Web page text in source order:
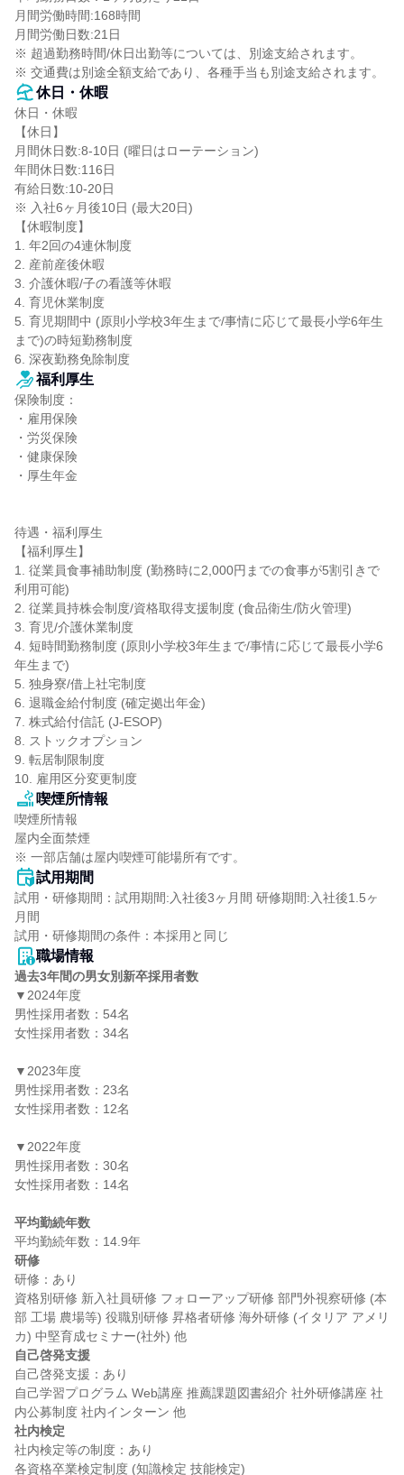
月間労働時間:168時間
月間労働日数:21日
※ 超過勤務時間/休日出勤等については、別途支給されます。
※ 交通費は別途全額支給であり、各種手当も別途支給されます。
休日・休暇
休日・休暇
【休日】
月間休日数:8-10日 (曜日はローテーション)
年間休日数:116日
有給日数:10-20日
※ 入社6ヶ月後10日 (最大20日)
【休暇制度】
1. 年2回の4連休制度
2. 産前産後休暇
3. 介護休暇/子の看護等休暇
4. 育児休業制度
5. 育児期間中 (原則小学校3年生まで/事情に応じて最長小学6年生
まで)の時短勤務制度
6. 深夜勤務免除制度
福利厚生
保険制度：
・雇用保険
・労災保険
・健康保険
・厚生年金
待遇・福利厚生
【福利厚生】
1. 従業員食事補助制度 (勤務時に2,000円までの食事が5割引きで
利用可能)
2. 従業員持株会制度/資格取得支援制度 (食品衛生/防火管理)
3. 育児/介護休業制度
4. 短時間勤務制度 (原則小学校3年生まで/事情に応じて最長小学6
年生まで)
5. 独身寮/借上社宅制度
6. 退職金給付制度 (確定拠出年金)
7. 株式給付信託 (J-ESOP)
8. ストックオプション
9. 転居制限制度
10. 雇用区分変更制度
喫煙所情報
喫煙所情報
屋内全面禁煙
※ 一部店舗は屋内喫煙可能場所有です。
試用期間
試用・研修期間：試用期間:入社後3ヶ月間 研修期間:入社後1.5ヶ
月間
職場情報
過去3年間の男女別新卒採用者数
▼2024年度
男性採用者数：54名
女性採用者数：34名
▼2023年度
男性採用者数：23名
女性採用者数：12名
▼2022年度
男性採用者数：30名
女性採用者数：14名
平均勤続年数
研修
研修：あり
資格別研修 新入社員研修 フォローアップ研修 部門外視察研修 (本
部 工場 農場等) 役職別研修 昇格者研修 海外研修 (イタリア アメリ
自己啓発支援
自己啓発支援：あり
自己学習プログラム Web講座 推薦課題図書紹介 社外研修講座 社
社内検定
社内検定等の制度：あり